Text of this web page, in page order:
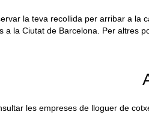
la teva recollida per arribar a la
a la Ciutat de Barcelona. Per altres
les empreses de lloguer de